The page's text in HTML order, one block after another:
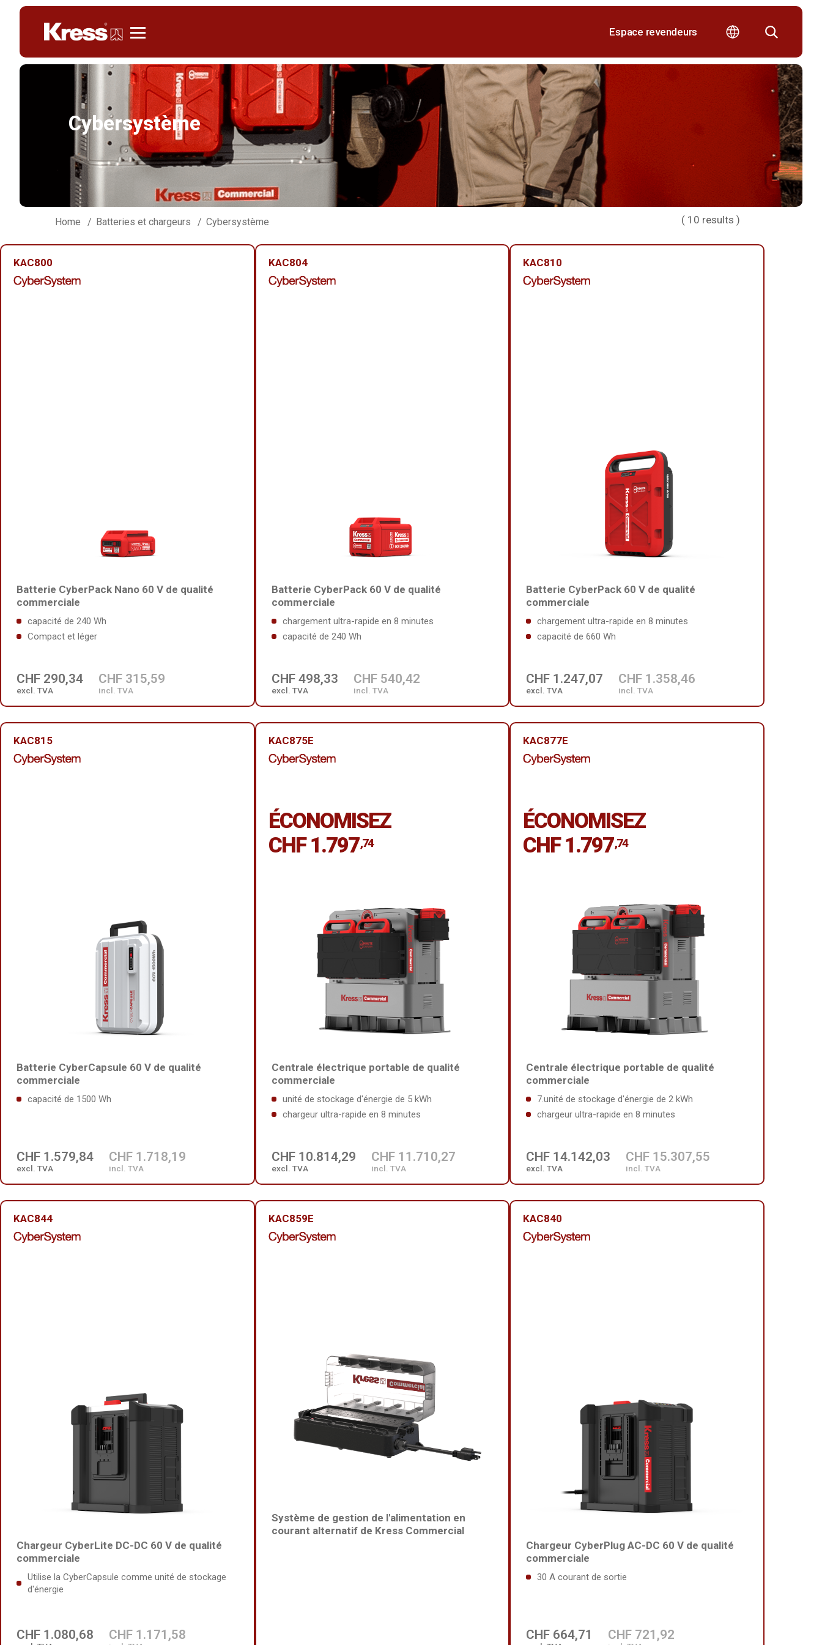
Espace revendeurs
Cybersystème
Home Batteries et chargeurs Cybersystème ( 10 results )
KAC800
Batterie CyberPack Nano 60 V de qualité
commerciale
capacité de 240 Wh
Compact et léger
CHF 290,34
excl. TVA
CHF 315,59
incl. TVA
KAC804
Batterie CyberPack 60 V de qualité
commerciale
chargement ultra-rapide en 8 minutes
capacité de 240 Wh
CHF 498,33
excl. TVA
CHF 540,42
incl. TVA
KAC810
Batterie CyberPack 60 V de qualité
commerciale
chargement ultra-rapide en 8 minutes
capacité de 660 Wh
CHF 1.247,07
excl. TVA
CHF 1.358,46
incl. TVA
KAC815
Batterie CyberCapsule 60 V de qualité
commerciale
capacité de 1500 Wh
CHF 1.579,84
excl. TVA
CHF 1.718,19
incl. TVA
KAC875E
ÉCONOMISEZ
CHF 1.797,74
Centrale électrique portable de qualité
commerciale
unité de stockage d'énergie de 5 kWh
chargeur ultra-rapide en 8 minutes
CHF 10.814,29
excl. TVA
CHF 11.710,27
incl. TVA
KAC877E
ÉCONOMISEZ
CHF 1.797,74
Centrale électrique portable de qualité
commerciale
7.unité de stockage d'énergie de 2 kWh
chargeur ultra-rapide en 8 minutes
CHF 14.142,03
excl. TVA
CHF 15.307,55
incl. TVA
KAC844
Chargeur CyberLite DC-DC 60 V de qualité
commerciale
Utilise la CyberCapsule comme unité de stockage
d'énergie
CHF 1.080,68 CHF 1.171,58
KAC859E
Système de gestion de l'alimentation en
courant alternatif de Kress Commercial
KAC840
Chargeur CyberPlug AC-DC 60 V de qualité
commerciale
30 A courant de sortie
CHF 664,71 CHF 721,92